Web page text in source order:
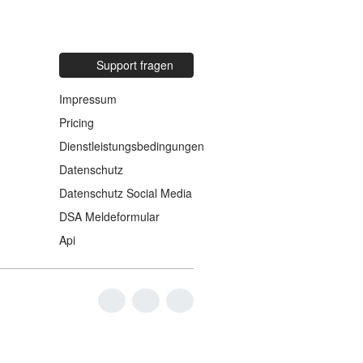
Support fragen
Impressum
Pricing
Dienstleistungsbedingungen
Datenschutz
Datenschutz Social Media
DSA Meldeformular
Api